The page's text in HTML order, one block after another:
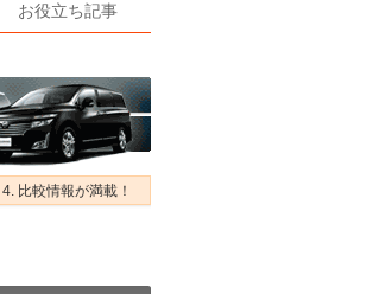
お役立ち記事
4. 比較情報が満載！